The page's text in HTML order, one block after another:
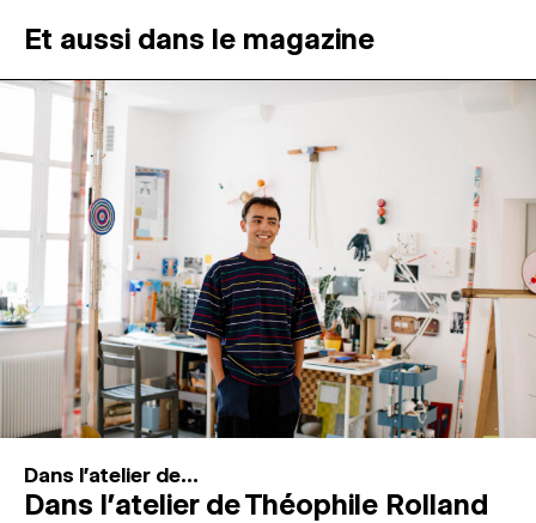
ATELIERS OUVERTS
PROGRAMMATION
MAGAZINE
ESPACES DE PRATIQUE ARTISTIQUE ↓
Recherche
Connexion
Et aussi dans le magazine
Dans l'atelier de...
Dans l’atelier de Théophile Rolland